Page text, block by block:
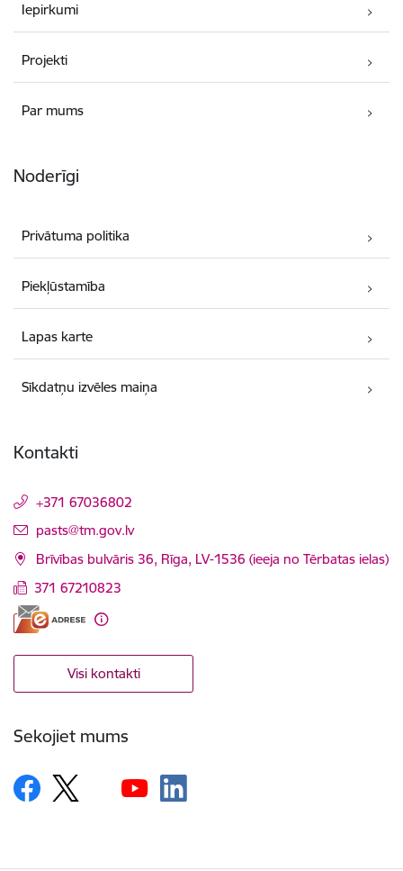
Iepirkumi
Projekti
Par mums
Noderīgi
Privātuma politika
Piekļūstamība
Lapas karte
Sīkdatņu izvēles maiņa
Kontakti
+371 67036802
E-pasts:
pasts@tm.gov.lv
Brīvības bulvāris 36, Rīga, LV-1536 (ieeja no Tērbatas ielas)
371 67210823
Visi kontakti
Sekojiet mums